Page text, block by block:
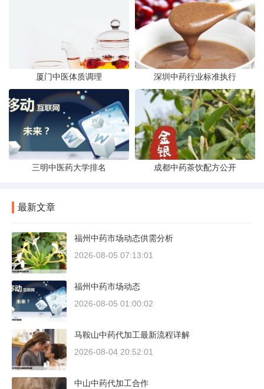
厦门中医体质调理 深圳中药行业标准执行
三明中医药大学排名 成都中药茶饮配方公开
最新文章
福州中药市场动态供需分析
2026-08-05 07:13:01
福州中药市场动态
2026-08-05 01:00:02
马鞍山中药代加工最新流程详解
2026-08-04 20:52:01
中山中药代加工合作